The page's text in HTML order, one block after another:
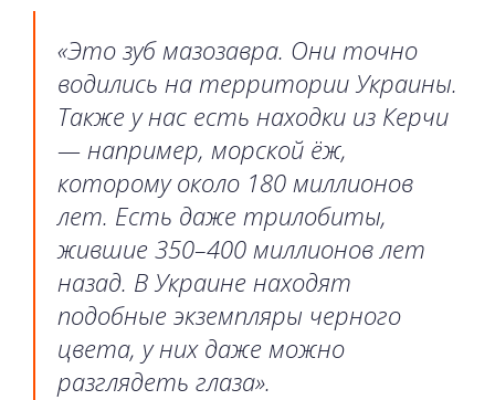
«Это зуб мазозавра. Они точно
водились на территории Украины.
Также у нас есть находки из Керчи
— например, морской ёж,
которому около 180 миллионов
лет. Есть даже трилобиты,
жившие 350–400 миллионов лет
назад. В Украине находят
подобные экземпляры черного
цвета, у них даже можно
разглядеть глаза».